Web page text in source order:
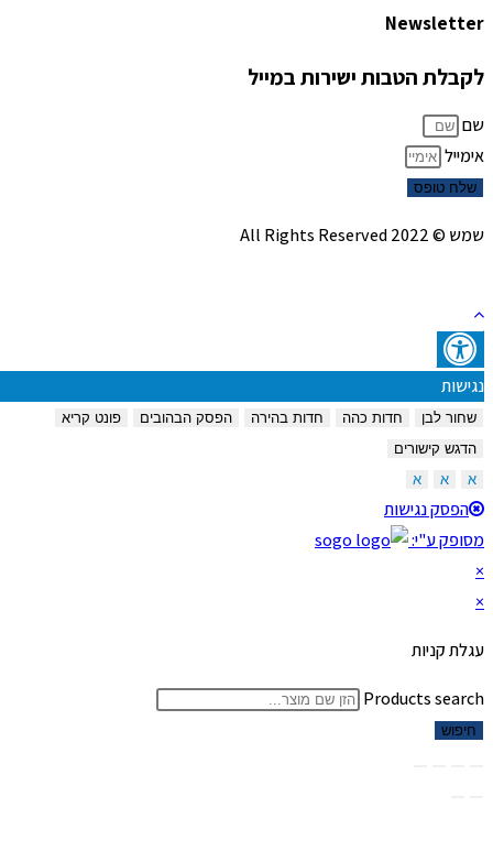
Newsletter
לקבלת הטבות ישירות במייל
שם
אימייל
שלח טופס
שמש © 2022 All Rights Reserved
נגישות
שחור לבן חדות כהה חדות בהירה הפסק הבהובים
פונט קריא
הדגש קישורים
הפסק נגישות
מסופק ע"י:
עגלת קניות
Products search
חיפוש